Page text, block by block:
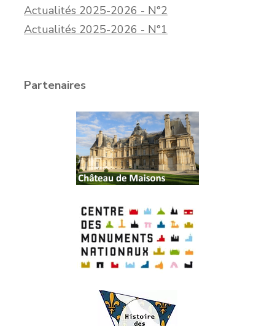
Actualités 2025-2026 - N°2
Actualités 2025-2026 - N°1
Partenaires